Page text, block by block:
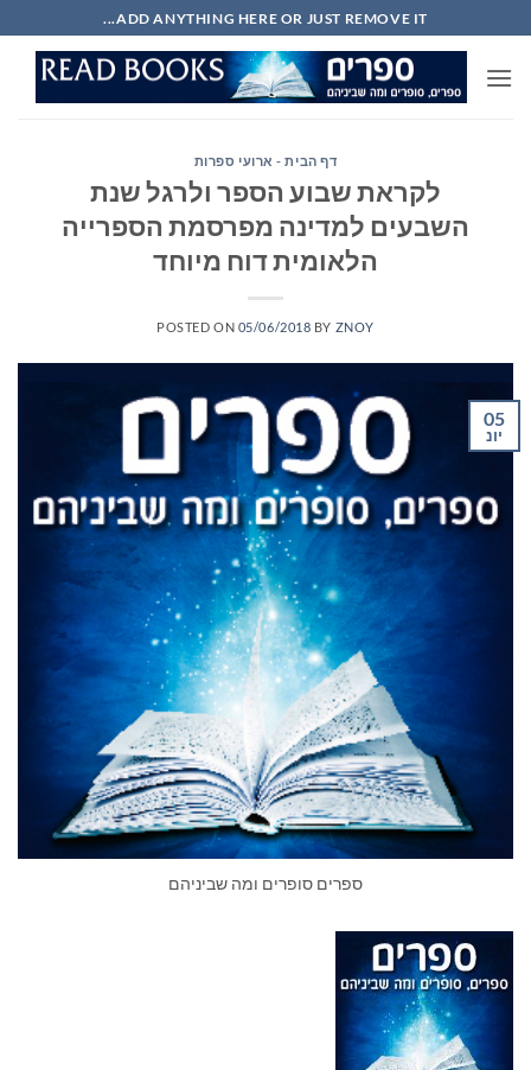
to
content
ADD ANYTHING HERE OR JUST REMOVE IT...
דף הבית - ארועי ספרות
לקראת שבוע הספר ולרגל שנת
השבעים למדינה מפרסמת הספרייה
הלאומית דוח מיוחד
POSTED ON 05/06/2018 BY ZNOY
05
יונ
ספרים סופרים ומה שביניהם